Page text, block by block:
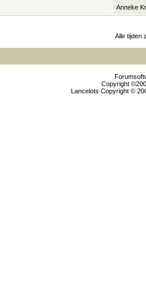
Anneke
Alle tijden
Copyright
Lancelots Copyright ©